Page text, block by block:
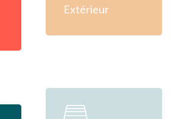
Extérieur